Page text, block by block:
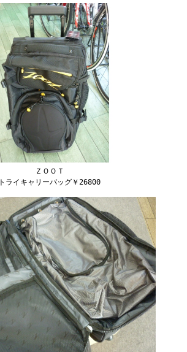
ＺＯＯＴ
トライキャリーバッグ￥26800